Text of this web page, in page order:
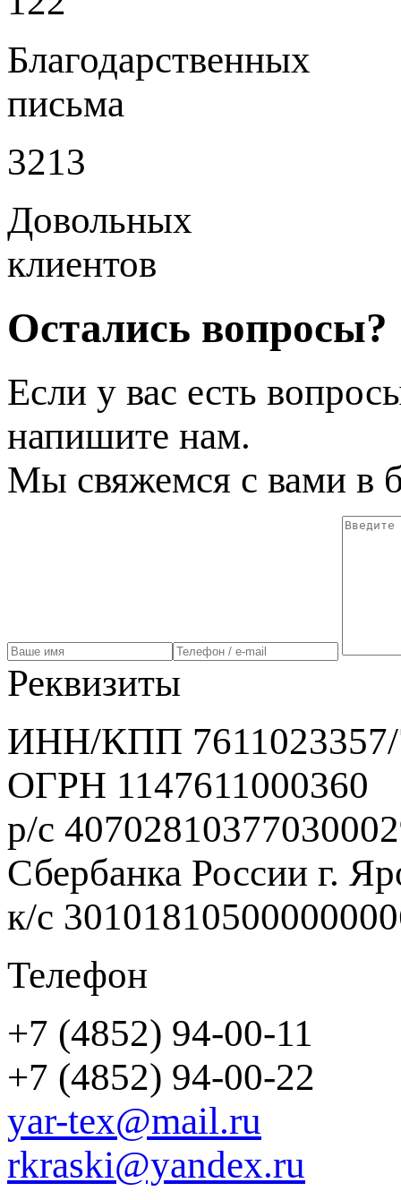
Благодарственных
письма
3213
Довольных
клиентов
Остались вопросы?
Если у вас есть
напишите нам.
Мы свяжемся с вами в
Реквизиты
ИНН/КПП 7611023357/
ОГРН 1147611000360
р/с
Сбербанка России г.
к/с
Телефон
+7 (4852) 94-00-11
+7 (4852) 94-00-22
yar-tex@mail.ru
rkraski@yandex.ru